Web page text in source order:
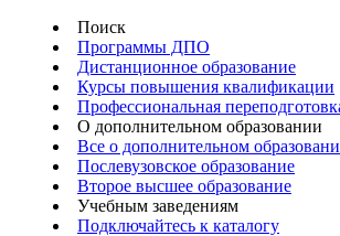
Поиск
Программы ДПО
Дистанционное образование
Курсы повышения квалификации
Профессиональная
О дополнительном образовании
Все о дополнительном
Послевузовское образование
Второе высшее образование
Учебным заведениям
Подключайтесь к каталогу